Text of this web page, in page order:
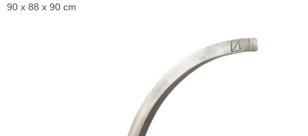
90 x 88 x 90 cm